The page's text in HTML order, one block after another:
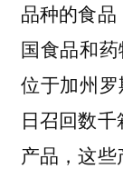
品种的食
国食品和
位于加州
日召回数
产品，这